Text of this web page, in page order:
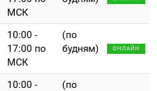
МСК
10:00 -
17:00 по
МСК
(по
будням)
ОНЛАЙН
10:00 -
(по